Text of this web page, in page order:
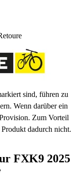
sind, führen zu
Wenn darüber ein
Zum Vorteil
dadurch nicht.
FXK9 2025